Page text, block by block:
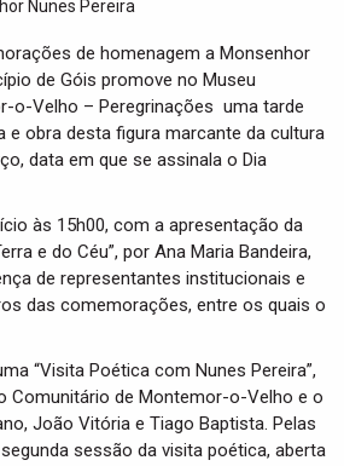
o
de homenagem a Monsenhor
de Góis promove no Museu
o-Velho – Peregrinações uma tarde
e obra desta figura marcante da cultura
data em que se assinala o Dia
às 15h00, com a apresentação da
e do Céu”, por Ana Maria Bandeira,
de representantes institucionais e
das comemorações, entre os quais o
“Visita Poética com Nunes Pereira”,
Comunitário de Montemor-o-Velho e o
João Vitória e Tiago Baptista. Pelas
sessão da visita poética, aberta